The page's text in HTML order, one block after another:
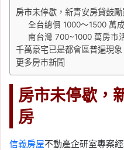
房市未停歇，新青安房貸鼓
全台總價 1000～1500 萬
南台灣 700~1000 萬房市
千萬豪宅已是都會區普遍現象
更多房市新聞
房市未停歇，
房
信義房屋不動產企研室專案